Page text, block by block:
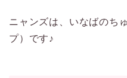
ニャンズは、いなばのち
プ）です♪